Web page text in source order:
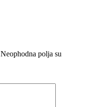
Neophodna polja su